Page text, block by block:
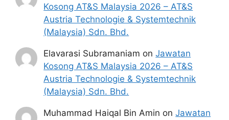
Kosong AT&S Malaysia 2026 – AT&S
Austria Technologie & Systemtechnik
(Malaysia) Sdn. Bhd.
Elavarasi Subramaniam onJawatan
Kosong AT&S Malaysia 2026 – AT&S
Austria Technologie & Systemtechnik
(Malaysia) Sdn. Bhd.
Muhammad Haiqal Bin Amin onJawatan